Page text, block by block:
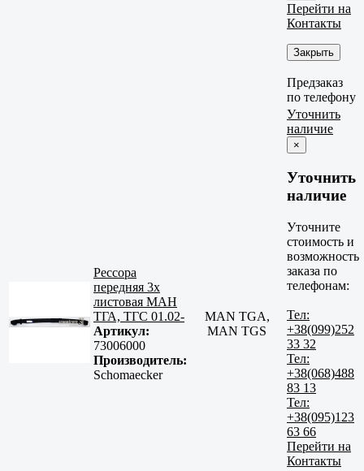
Перейти на
Контакты
Закрыть
Предзаказ
по телефону
Рессора
передняя 3х
листовая МАН
ТГА, ТГС 01.02-
Артикул:
73006000
Производитель:
Schomaecker
MAN TGA,
MAN TGS
Уточнить
наличие
×
Уточнить
наличие
Уточните
стоимость и
возможность
заказа по
телефонам:
Тел:
+38(099)252
33 32
Тел:
+38(068)488
83 13
Тел:
+38(095)123
63 66
Перейти на
Контакты